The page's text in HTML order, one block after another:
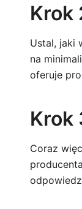
Krok
Ustal, jaki
na
oferuje
Krok
Coraz